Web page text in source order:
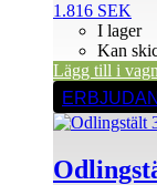
1.816 SEK
I lager
Kan
Lägg till i vagn